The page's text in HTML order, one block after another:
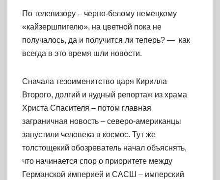
По телевизору – черно-белому немецкому
«кайзершпигелю», на цветной пока не
получалось, да и получится ли теперь? — как
всегда в это время шли новости.
Сначала тезоименитство царя Кирилла
Второго, долгий и нудный репортаж из храма
Христа Спасителя – потом главная
заграничная новость – северо-американцы
запустили человека в космос. Тут же
толстощекий обозреватель начал объяснять,
что начинается спор о приоритете между
Германской империей и САСШ – имперский